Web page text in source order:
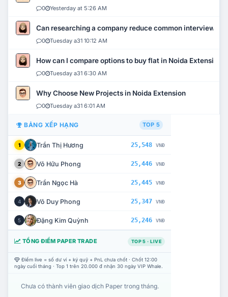
0 Yesterday at 5:26 AM
Can researching a company reduce common interview
0 Tuesday a31 10:12 AM
How can I compare options to buy flat in Noida Extension?
0 Tuesday a31 6:30 AM
Why Choose New Projects in Noida Extension
0 Tuesday a31 6:01 AM
BẢNG XẾP HẠNG TOP 5
1 Trần Thị Hương 25,548 VNĐ
2 Võ Hữu Phong 25,446 VNĐ
3 Trần Ngọc Hà 25,445 VNĐ
4 Võ Duy Phong 25,347 VNĐ
5 Đặng Kim Quỳnh 25,246 VNĐ
TỔNG ĐIỂM PAPER TRADE TOP 5 · LIVE
Điểm live = số dư ví + ký quỹ + PnL chưa chốt · Chốt 12:00
ngày cuối tháng · Top 1 trên 20.000 đ nhận 30 ngày VIP Whale.
Chưa có thành viên giao dịch Paper trong tháng.